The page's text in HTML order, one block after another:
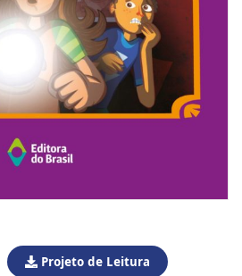
Projeto de Leitura